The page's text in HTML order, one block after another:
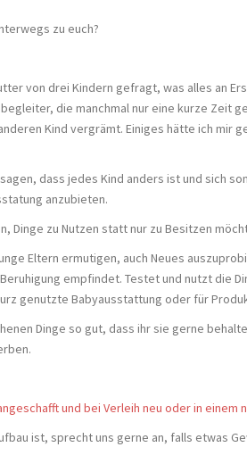
zu euch?
von drei Kindern gefragt, was alles an
die manchmal nur eine kurze Zeit
Kind vergrämt. Einiges hätte ich mir
dass jedes Kind anders ist und sich
anzubieten.
Dinge zu Nutzen statt nur zu Besitzen
Eltern ermutigen, auch Neues
empfindet. Testet und nutzt die
genutzte Babyausstattung oder für
Dinge so gut, dass ihr sie gerne
und bei Verleih neu oder in einem
ist, sprecht uns gerne an, falls etwas